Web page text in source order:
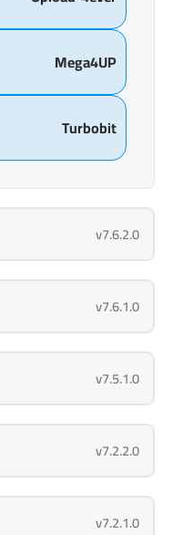
Mega4UP
Turbobit
v7.6.2.0
v7.6.1.0
v7.5.1.0
v7.2.2.0
v7.2.1.0